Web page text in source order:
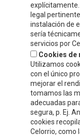
legal
instalación de
sería
servicios por
Cookies de
Utilizamos
con el único
mejorar el
tomamos las
adecuadas
segura, p. Ej.
cookies
Celorrio, como
Aceptola política